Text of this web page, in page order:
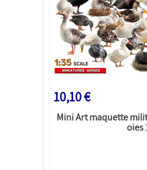
10,10 €
Mini Art maquette
oies